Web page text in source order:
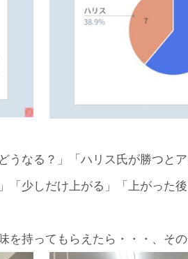
うなる？」「ハリス氏が勝つと
「少しだけ上がる」「上がった
持ってもらえたら・・・、その